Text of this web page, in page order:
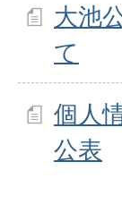
大池
て
個人
公表